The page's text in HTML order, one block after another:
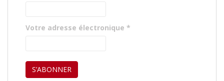
Votre adresse électronique *